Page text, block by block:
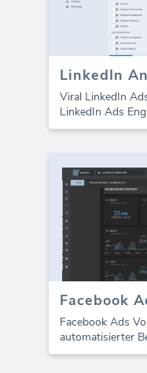
Viral LinkedIn
LinkedIn Ads
Facebook Ads
automatisierter